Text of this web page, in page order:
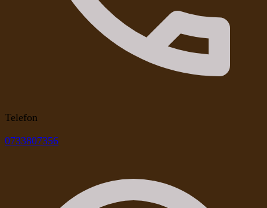
Telefon
0733807356